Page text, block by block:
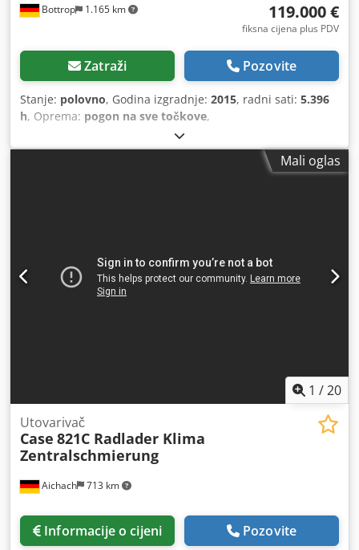
Bottrop 1.165 km 119.000 €
fiksna cijena plus PDV
Zatraži Pozovite
Stanje: polovno, Godina izgradnje: 2015, radni sati: 5.396
h, Oprema: pogon na sve točkove,
Mali oglas
1 /20
Aichach 713 km
Utovarivač
Case 821C Radlader Klima
Zentralschmierung
Informacije o cijeni Pozovite